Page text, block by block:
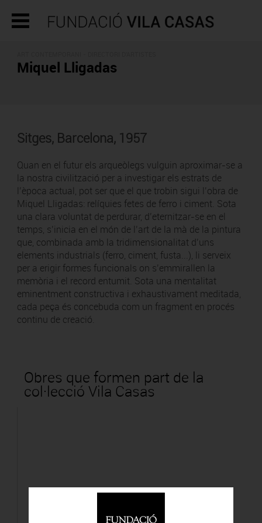
Miquel Lligadas
Sitges, Barcelona, 1957
Quan en el futur els arqueòlegs vulguin aproximar-se a
la nostra civilització per a investigar els estrats de
l’època actual, pot ser que el que trobin sigui l’obra de
Miquel Lligadas: relíquies fetes de ferro i ciment. Sota
una clara voluntat de perdurar, d’eternitzar-se en el
temps, s’inicia en el món de l’art de la mà de la pintura
que, combinada amb la tridimensionalitat d’uns
elements industrials (ferro, ciment, fusta...), li serveix
per a erigir formes funcionals on s’emmirallen la
memòria i el record entumit. Sota una mentalitat
eminentment constructiva i exhaustivament meditada,
cada peça és concebuda com un fragment en procés
continu de creació.
Obres que formen part de la
col·lecció Vila Casas